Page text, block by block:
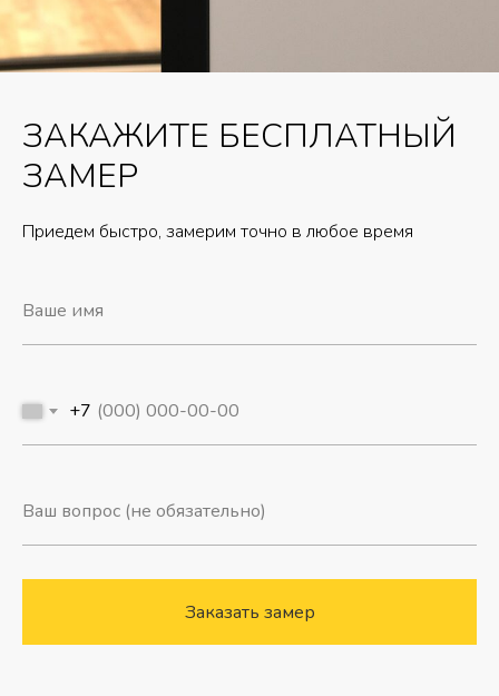
ЗАКАЖИТЕ БЕСПЛАТНЫЙ
ЗАМЕР
Приедем быстро, замерим точно в любое время
+7
Заказать замер